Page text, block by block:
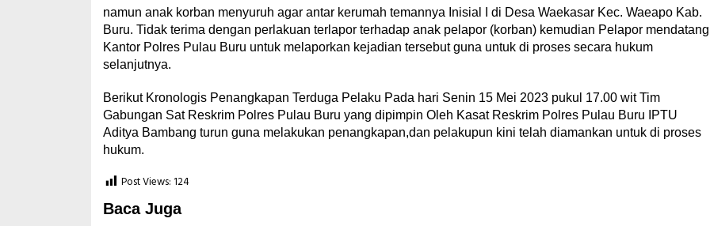
namun anak korban menyuruh agar antar kerumah temannya Inisial I di Desa Waekasar Kec. Waeapo Kab.
Buru. Tidak terima dengan perlakuan terlapor terhadap anak pelapor (korban) kemudian Pelapor
Kantor Polres Pulau Buru untuk melaporkan kejadian tersebut guna untuk di proses secara hukum
selanjutnya.
Berikut Kronologis Penangkapan Terduga Pelaku Pada hari Senin 15 Mei 2023 pukul 17.00 wit Tim
Gabungan Sat Reskrim Polres Pulau Buru yang dipimpin Oleh Kasat Reskrim Polres Pulau Buru IPTU
Aditya Bambang turun guna melakukan penangkapan,dan pelakupun kini telah diamankan untuk di proses
hukum.
Post Views: 124
Baca Juga